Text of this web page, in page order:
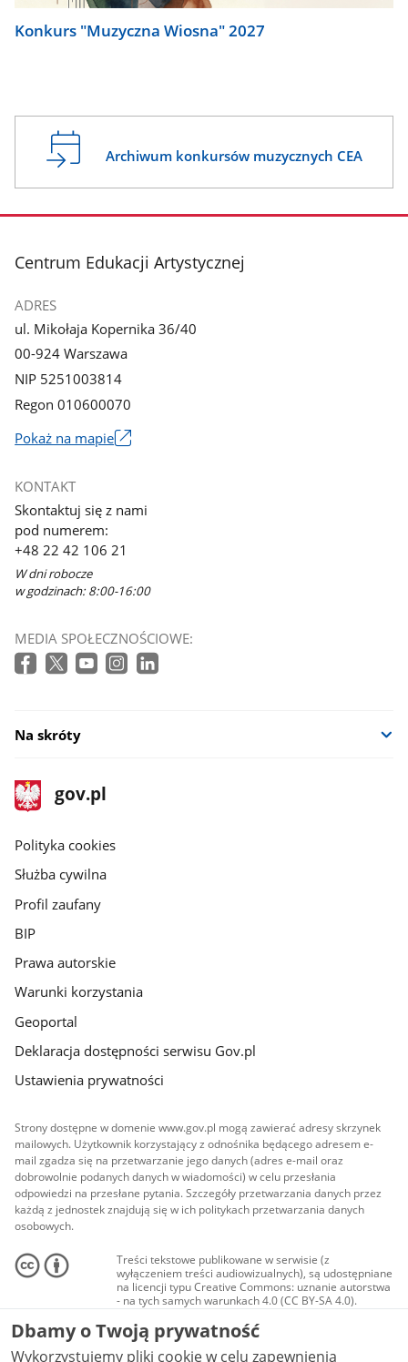
Konkurs "Muzyczna Wiosna" 2027
Archiwum konkursów muzycznych CEA
stopka
Centrum Edukacji Artystycznej
ADRES
ul. Mikołaja Kopernika 36/40
00-924 Warszawa
NIP 5251003814
Regon 010600070
Pokaż na mapie
się
w
nowym
oknie
KONTAKT
Skontaktuj się z nami
pod numerem:
+48 22 42 106 21
W dni robocze
w godzinach: 8:00-16:00
MEDIA SPOŁECZNOŚCIOWE:
Na skróty
stopka
gov.pl
Strona
gov.pl
gov.pl
Polityka cookies
Służba cywilna
Profil zaufany
BIP
Prawa autorskie
Warunki korzystania
Geoportal
Deklaracja dostępności serwisu Gov.pl
Ustawienia prywatności
Strony dostępne w domenie www.gov.pl mogą zawierać adresy skrzynek
mailowych. Użytkownik korzystający z odnośnika będącego adresem e-
mail zgadza się na przetwarzanie jego danych (adres e-mail oraz
dobrowolnie podanych danych w wiadomości) w celu przesłania
odpowiedzi na przesłane pytania. Szczegóły przetwarzania danych przez
każdą z jednostek znajdują się w ich politykach przetwarzania danych
osobowych.
Treści tekstowe publikowane w serwisie (z
wyłączeniem treści audiowizualnych), są udostępniane
na licencji typu Creative Commons: uznanie autorstwa
- na tych samych warunkach 4.0 (CC BY-SA 4.0).
Materiały audiowizualne, w tym zdjęcia, materiały
audio i wideo, są udostępniane na licencji typu
Creative Commons: uznanie autorstwa użycie
niekomercyjne - bez utworów zależnych 4.0 (CC BY-
Dbamy o Twoją prywatność
Wykorzystujemy pliki cookie w celu zapewnienia